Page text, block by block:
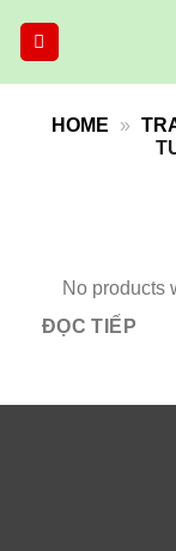
HOME »
No products
ĐỌC TIẾP